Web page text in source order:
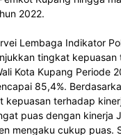
2022.
Lembaga Indikator
tingkat
Kota Kupang Periode
85,4%.
kepuasan terhadap
puas dengan kinerja
mengaku cukup puas.